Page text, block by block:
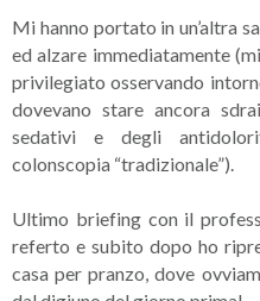
Mi hanno portato in un’altra
ed alzare immediatamente
privilegiato osservando
dovevano stare ancora
sedativi e degli
colonscopia “tradizionale”).
Ultimo briefing con il
referto e subito dopo ho
casa per pranzo, dove